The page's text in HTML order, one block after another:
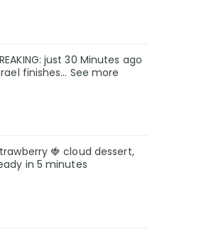
just 30 Minutes ago
finishes… See more
🍓 cloud dessert,
in 5 minutes